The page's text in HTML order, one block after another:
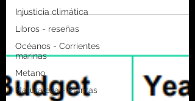
Injusticia climática
Libros - reseñas
Océanos - Corrientes
marinas
Metano
Naturaleza - Plantas
es más de palabra que de...